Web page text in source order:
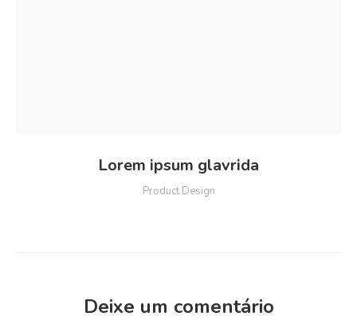
Lorem ipsum glavrida
Product Design
Deixe um comentário